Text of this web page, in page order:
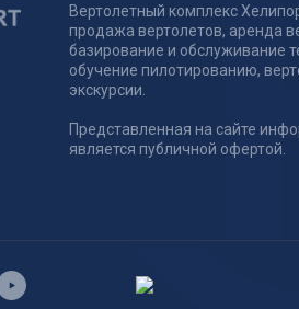
Вертолетный комплекс
продажа вертолетов, аренда
базирование и обслуживание
обучение пилотированию,
экскурсии.
Представленная на сайте
является публичной офертой.